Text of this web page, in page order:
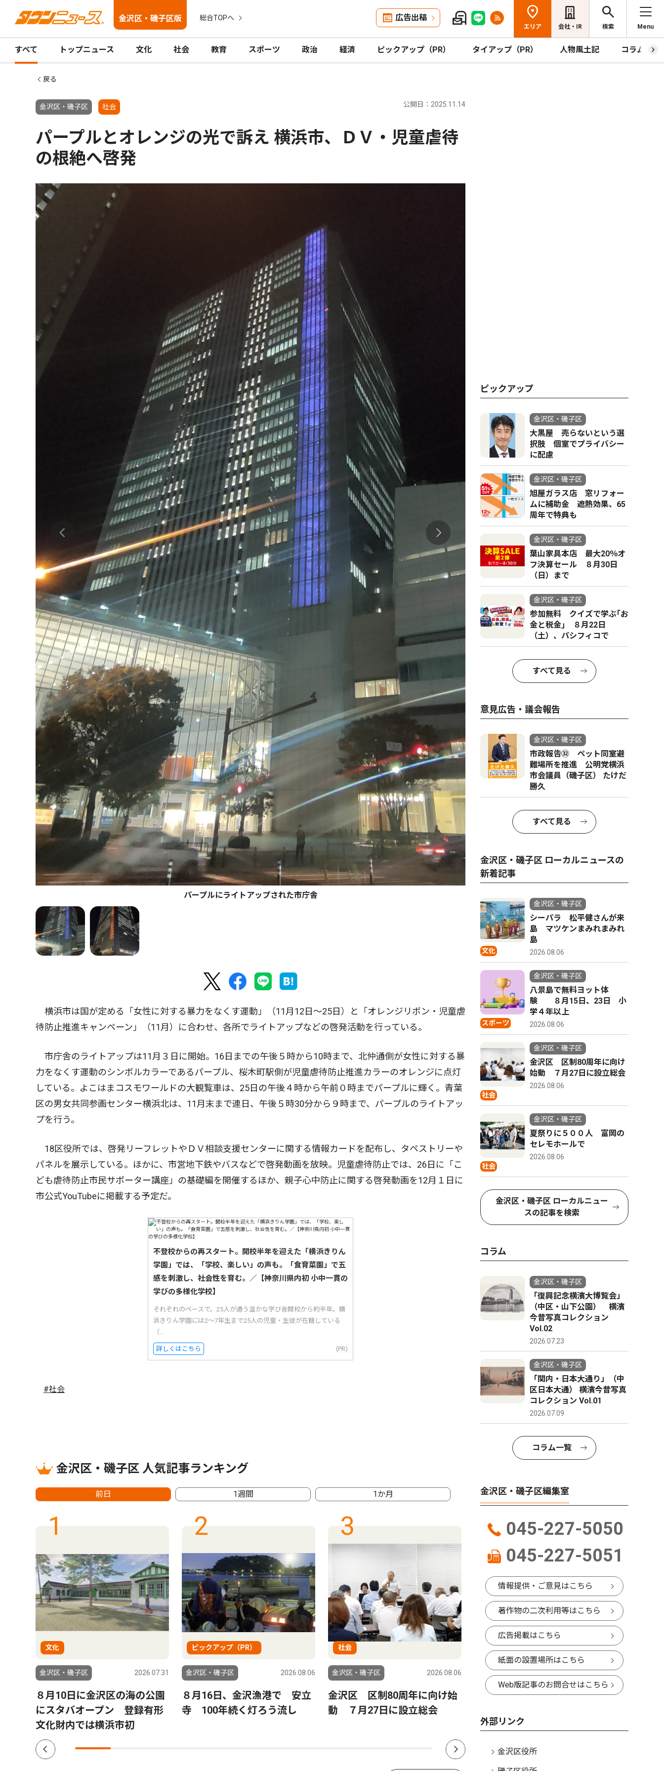
金沢区・磯子区版 総合TOPへ 広告出稿
エリア 会社・IR 検索 Menu
すべて トップニュース 文化 社会 教育 スポーツ 政治 経済 ピックアップ（PR） タイアップ（PR） 人物風土記 コラム
戻る
金沢区・磯子区 社会 公開日：2025.11.14
パープルとオレンジの光で訴え 横浜市、ＤＶ・児童虐待
の根絶へ啓発
パープルにライトアップされた市庁舎
横浜市は国が定める「女性に対する暴力をなくす運動」（11月12日〜25日）と「オレンジリボン・児童虐
待防止推進キャンペーン」（11月）に合わせ、各所でライトアップなどの啓発活動を行っている。
市庁舎のライトアップは11月３日に開始。16日までの午後５時から10時まで、北仲通側が女性に対する暴
力をなくす運動のシンボルカラーであるパープル、桜木町駅側が児童虐待防止推進カラーのオレンジに点灯
している。よこはまコスモワールドの大観覧車は、25日の午後４時から午前０時までパープルに輝く。青葉
区の男女共同参画センター横浜北は、11月末まで連日、午後５時30分から９時まで、パープルのライトアッ
プを行う。
18区役所では、啓発リーフレットやＤＶ相談支援センターに関する情報カードを配布し、タペストリーや
パネルを展示している。ほかに、市営地下鉄やバスなどで啓発動画を放映。児童虐待防止では、26日に「こ
ども虐待防止市民サポーター講座」の基礎編を開催するほか、親子心中防止に関する啓発動画を12月１日に
市公式YouTubeに掲載する予定だ。
不登校からの再スタート。開校半年を迎えた「横浜きりん
学園」では、「学校、楽しい」の声も。「食育菜園」で五
感を刺激し、社会性を育む。／【神奈川県内初 小中一貫の
学びの多様化学校】
それぞれのペースで。25人が通う温かな学び舎開校から約半年。横
浜きりん学園には2〜7年生まで25人の児童・生徒が在籍している
（...
詳しくはこちら (PR)
#社会
金沢区・磯子区 人気記事ランキング
前日 1週間 1か月
1
文化
金沢区・磯子区 2026.07.31
８月10日に金沢区の海の公園
にスタバオープン 登録有形
文化財内では横浜市初
2
ピックアップ（PR）
金沢区・磯子区 2026.08.06
８月16日、金沢漁港で 安立
寺 100年続く灯ろう流し
3
社会
金沢区・磯子区 2026.08.06
金沢区 区制80周年に向け始
動 ７月27日に設立総会
4
トップニュース 社会
金沢区・磯子区 2026.08.06
六浦で通学見守る90歳 無事
夏祭り
ピックアップ
金沢区・磯子区
大黒屋 売らないという選
択肢 個室でプライバシー
に配慮
金沢区・磯子区
旭屋ガラス店 窓リフォー
ムに補助金 遮熱効果、65
周年で特典も
金沢区・磯子区
葉山家具本店 最大20％オ
フ決算セール ８月30日
（日）まで
金沢区・磯子区
参加無料 クイズで学ぶ｢お
金と税金｣ ８月22日
（土）、パシフィコで
すべて見る
意見広告・議会報告
金沢区・磯子区
市政報告㉜ ペット同室避
難場所を推進 公明党横浜
市会議員（磯子区） たけだ
勝久
すべて見る
金沢区・磯子区 ローカルニュースの
新着記事
文化
金沢区・磯子区
シーパラ 松平健さんが来
島 マツケンまみれまみれ
島
2026.08.06
スポーツ
金沢区・磯子区
八景島で無料ヨット体
験 ８月15日、23日 小
学４年以上
2026.08.06
社会
金沢区・磯子区
金沢区 区制80周年に向け
始動 ７月27日に設立総会
2026.08.06
社会
金沢区・磯子区
夏祭りに５００人 富岡の
セレモホールで
2026.08.06
金沢区・磯子区 ローカルニュー
スの記事を検索
コラム
金沢区・磯子区
「復興記念横濱大博覧会」
（中区・山下公園） 横濱
今昔写真コレクション
Vol.02
2026.07.23
金沢区・磯子区
「関内・日本大通り」（中
区日本大通） 横濱今昔写真
コレクション Vol.01
2026.07.09
コラム一覧
金沢区・磯子区編集室
045-227-5050
045-227-5051
情報提供・ご意見はこちら
著作物の二次利用等はこちら
広告掲載はこちら
紙面の設置場所はこちら
Web版記事のお問合せはこちら
外部リンク
金沢区役所